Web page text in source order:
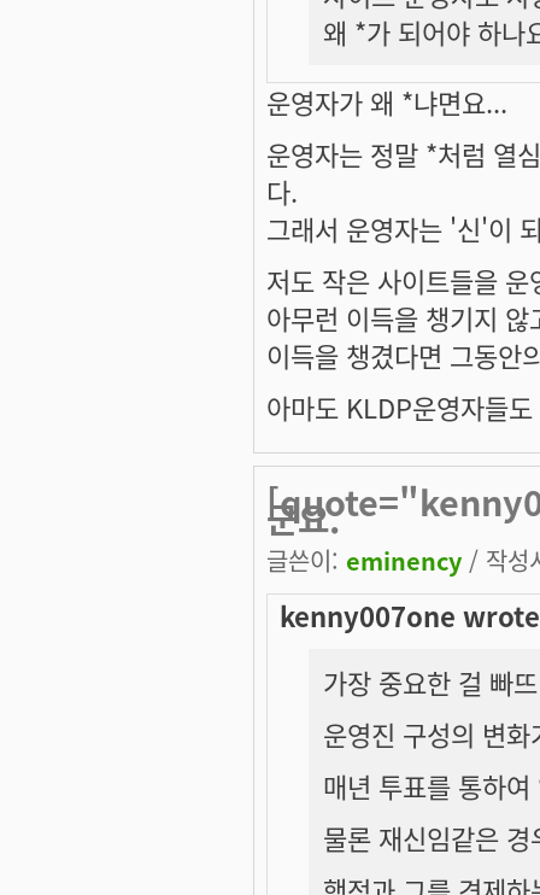
왜 *가 되어야 하나
운영자가 왜 *냐면요...
운영자는 정말 *처럼 열
다.
그래서 운영자는 '신'이
저도 작은 사이트들을
아무런 이득을 챙기지
이득을 챙겼다면 그동안
아마도 KLDP운영자들
군요.
글쓴이: eminency / 작성
kenny007one
가장 중요한 걸 빠
운영진 구성의 변
매년 투표를 통하
물론 재신임같은